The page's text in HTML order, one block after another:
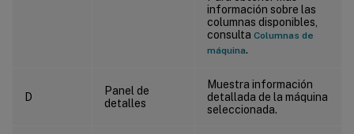
información sobre las
columnas disponibles,
consulta Columnas de
máquina.
D
Panel de
detalles
Muestra información
detallada de la máquina
seleccionada.